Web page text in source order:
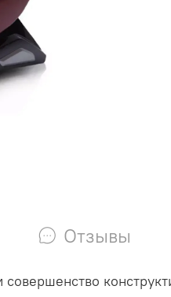
Отзывы